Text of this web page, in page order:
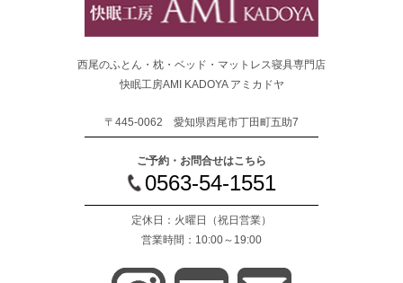
西尾のふとん・枕・ベッド・マットレス寝具専門店
快眠工房AMI KADOYA アミカドヤ
〒445-0062 愛知県西尾市丁田町五助7
ご予約・お問合せはこちら
0563-54-1551
定休日：火曜日
（祝日営業）
営業時間：10:00～19:00